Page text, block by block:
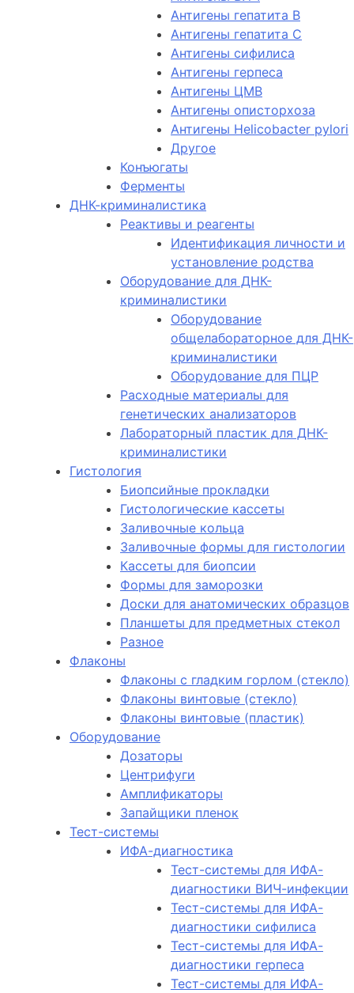
Антигены гепатита B
Антигены гепатита C
Антигены сифилиса
Антигены герпеса
Антигены ЦМВ
Антигены описторхоза
Антигены Helicobacter pylori
Другое
Конъюгаты
Ферменты
ДНК-криминалистика
Реактивы и реагенты
Идентификация личности и
установление родства
Оборудование для ДНК-
криминалистики
Оборудование
общелабораторное для ДНК-
криминалистики
Оборудование для ПЦР
Расходные материалы для
генетических анализаторов
Лабораторный пластик для ДНК-
криминалистики
Гистология
Биопсийные прокладки
Гистологические кассеты
Заливочные кольца
Заливочные формы для гистологии
Кассеты для биопсии
Формы для заморозки
Доски для анатомических образцов
Планшеты для предметных стекол
Разное
Флаконы
Флаконы с гладким горлом (стекло)
Флаконы винтовые (стекло)
Флаконы винтовые (пластик)
Оборудование
Дозаторы
Центрифуги
Амплификаторы
Запайщики пленок
Тест-системы
ИФА-диагностика
Тест-системы для ИФА-
диагностики ВИЧ-инфекции
Тест-системы для ИФА-
диагностики сифилиса
Тест-системы для ИФА-
диагностики герпеса
Тест-системы для ИФА-